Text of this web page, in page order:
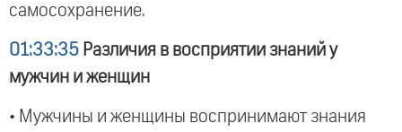
самосохранение.
01:33:35 Различия в восприятии знаний у
мужчин и женщин
• Мужчины и женщины воспринимают знания